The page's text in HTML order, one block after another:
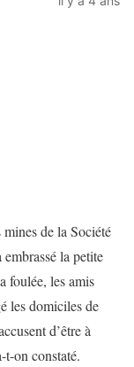
de la Société
la petite
foulée, les amis
les domiciles de
d’être à
t-on constaté.